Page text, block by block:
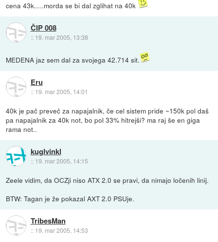
cena 43k.....morda se bi dal zglihat na 40k
ČIP 008
:: 19. mar 2005, 13:38
MEDENA jaz sem dal za svojega 42.714 sit.
Eru
:: 19. mar 2005, 14:01
40k je pač preveč za napajalnik, če cel sistem pride ~150k pol daš
pa napajalnik za 40k not, bo pol 33% hitrejši? ma raj še en giga
rama not..
kuglvinkl
:: 19. mar 2005, 14:15
Zeele vidim, da OCZji niso ATX 2.0 se pravi, da nimajo ločenih linij.
BTW: Tagan je že pokazal AXT 2.0 PSUje.
TribesMan
:: 19. mar 2005, 14:53